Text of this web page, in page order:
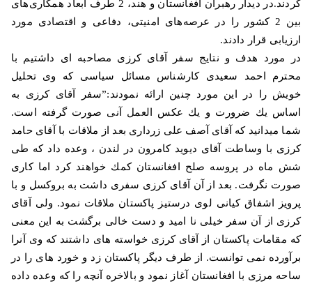
کردند.در دیدار رهبران افغانستان و هند، 2 طرف ابعاد همکاری‌های
بین 2 کشور را در عرصه‌های امنیتی، دفاعی و اقتصادی مورد
ارزیابی قرار دادند.
در مورد هدف و نتایج سفر آقای كرزی مصاحبه ای داشتیم با
محترم احمد سعیدی كارشناس مسائل سیاسی كه وی تحلیل
خویش را در این مورد چنین ارائه نمودند:”سفر آقای كرزی به
اساس یك ضرورت و یك عكس العمل آنی صورت گرفته است.
شما میدانید كه آقای آصف علی زرداری بعد از ملاقات با آقای حامد
كرزی با وساطت آقای دیوید كامرون در لندن ، وعده داد كه طی
شش ماه در پروسه صلح افغانستان كمك خواهند كرد اما كاری
صورت نگرفت. بعد از آن آقای كرزی سفری داشت به بروكسل و با
پرویز اشفاق كیانی لوی درستیز پاكستان ملاقات نمود. ولی آقای
كرزی از آن سفر خیلی نا امید و دست خالی برگشت به این معنی
كه مقامات پاكستان از آقای كرزی خواسته های داشتند كه وی آنرا
برآورده نمی توانست. از طرف دیگر پاكستان زد و خورد های را در
ساحه مرزی با افغانستان آغاز نمود و بالاخره آنچه را كه وعده داده